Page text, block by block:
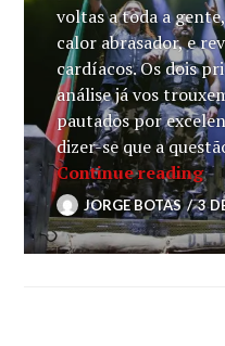
voltas a toda a
calor abrasador, e
cardíacos. Os dois
análise já vos
pautados por
dizer-se que a
Continue reading
JORGE BOTAS 3